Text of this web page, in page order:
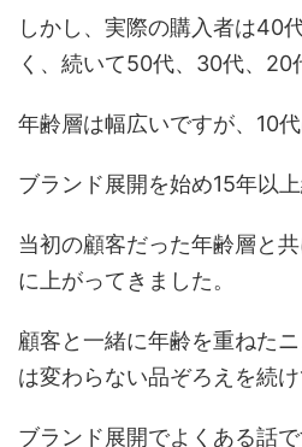
しかし、実際の購入者は40
く、続いて50代、30代、20
年齢層は幅広いですが、10代
ブランド展開を始め15年以
当初の顧客だった年齢層と
に上がってきました。
顧客と一緒に年齢を重ねた
は変わらない品ぞろえを続け
ブランド展開でよくある話